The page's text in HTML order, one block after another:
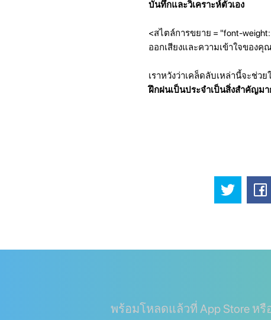
บันทึกและวิเคราะห์ตัวเอง
<สไตล์การขยาย = "font-
ออกเสียงและความเข้าใจของ
เราหวังว่าเคล็ดลับเหล่านี้จะช่ว
ฝึกฝนเป็นประจำเป็นสิ่งสำคัญ
พร้อมโหลดแล้วที่ App Store หรื